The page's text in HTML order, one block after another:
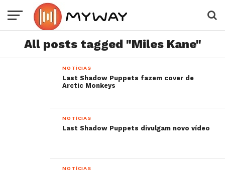
All posts tagged "Miles Kane"
NOTÍCIAS
Last Shadow Puppets fazem cover de
Arctic Monkeys
NOTÍCIAS
Last Shadow Puppets divulgam novo vídeo
NOTÍCIAS